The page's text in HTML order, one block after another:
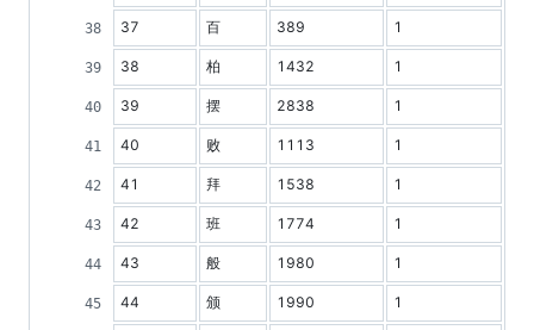
37 百 389 1
38 柏 1432 1
39 摆 2838 1
40 败 1113 1
41 拜 1538 1
42 班 1774 1
43 般 1980 1
44 颁 1990 1